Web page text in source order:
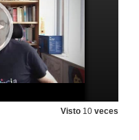
Visto 10 veces